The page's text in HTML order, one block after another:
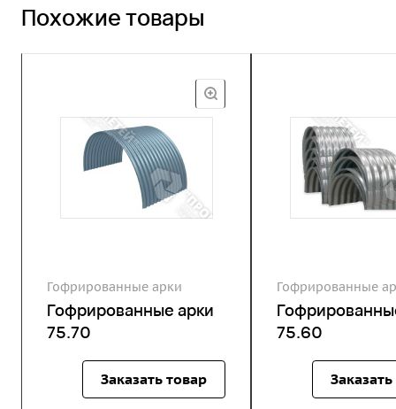
Похожие товары
Гофрированные арки
Гофрированные арки
75.70
Заказать товар
Гофрированные
75.60